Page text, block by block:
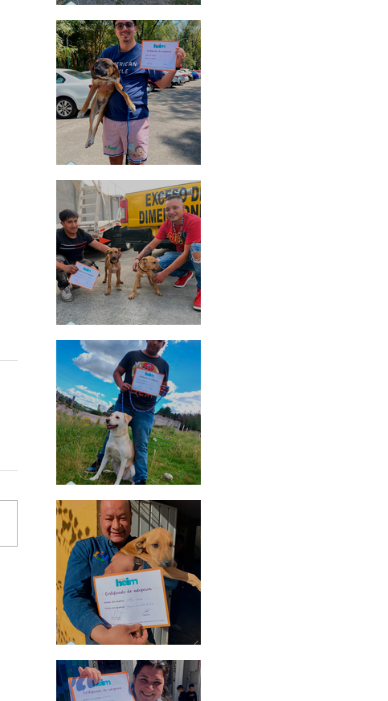
Noa
Rosa
Pedro Infante
Mika
Mario Moreno